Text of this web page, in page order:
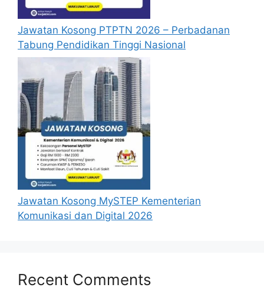
Jawatan Kosong PTPTN 2026 – Perbadanan
Tabung Pendidikan Tinggi Nasional
Jawatan Kosong MySTEP Kementerian
Komunikasi dan Digital 2026
Recent Comments